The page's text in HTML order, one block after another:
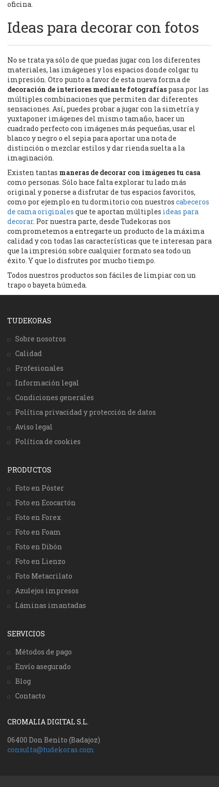
oficina.
Ideas para decorar con fotos
No se trata ya sólo de que puedas jugar con los diferentes
materiales, las imágenes y los espacios donde colgar tu
impresión. Otro punto a favor de esta nueva forma de
decoración de interiores mediante fotografías pasa por las
múltiples combinaciones que permiten dar diferentes
sensaciones. Así, puedes probar a jugar con la simetría y
yuxtaponer imágenes del mismo tamaño, hacer un
cuadrado perfecto con imágenes más pequeñas, usar el
blanco y negro o el sepia para aportar una nota de
distinción o mezclar estilos y dar rienda suelta a la
imaginación.
Existen tantas maneras de decorar con imágenes tu casa
como personas. Sólo hace falta explorar tu lado más
original y ponerse a disfrutar de tus espacios favoritos,
como por ejemplo en tu dormitorio con nuestros cabeceros
de cama originales que te aportan múltiples ideas para
decorar. Por nuestra parte, desde Tudekoras nos
comprometemos a entregarte un producto de la máxima
calidad y con todas las características que te interesan para
que la impresión sobre cualquier formato sea todo un
éxito. Y que lo disfrutes por mucho tiempo.
Todos nuestros productos son fáciles de limpiar con un
trapo o bayeta húmeda.
TUDEKORAS
Sobre nosotros
Calidad
Profesionales
Información legal
Condiciones generales
Política privacidad y protección de datos
Aviso legal
Política de cookies
PRODUCTOS
Foto en Póster
Foto en Ecocartón
Foto en Forex
Foto en Foam
Foto en Dibón
Foto en Lienzo
Foto Metacrilato
Azulejos impresos
Láminas imantadas
SERVICIOS
Métodos de pago
Envío asegurado
Blog
Contacto
CROMALIA DIGITAL S.L.
06400 Don Benito (Badajoz)
consulta@tudekoras.com